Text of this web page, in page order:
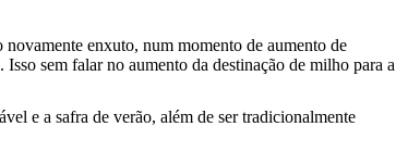
enxuto, num momento de aumento de
sem falar no aumento da destinação de milho para a
e a safra de verão, além de ser tradicionalmente